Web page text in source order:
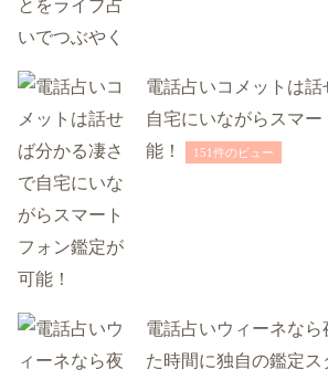
電話占いコメットは
自宅にいながらスマ
能！
151件のビュー
電話占いウィーネなら
た時間に独自の鑑定ス